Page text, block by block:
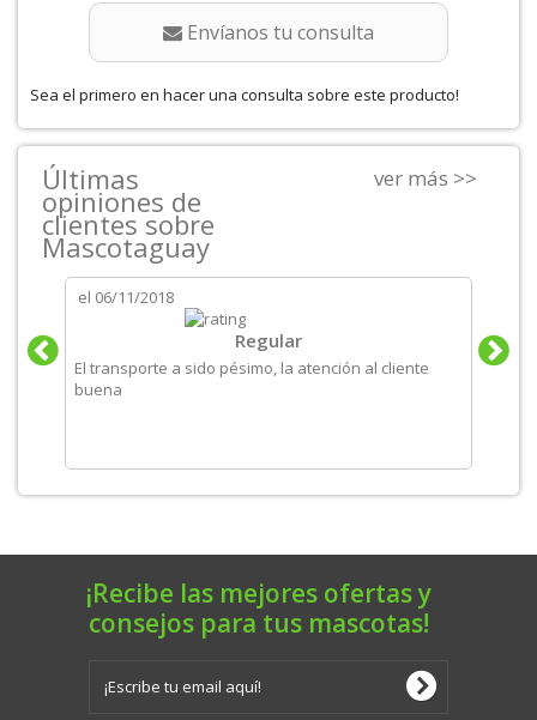
Envíanos tu consulta
Sea el primero en hacer una consulta sobre este producto!
Últimas
opiniones de
clientes sobre
Mascotaguay
ver más >>
el 06/11/2018
Regular
El transporte a sido pésimo, la atención al cliente
buena
¡Recibe las mejores ofertas y
consejos para tus mascotas!